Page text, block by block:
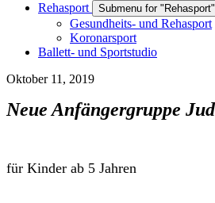
Rehasport
Submenu for "Rehasport"
Gesundheits- und Rehasport
Koronarsport
Ballett- und Sportstudio
Oktober 11, 2019
Neue Anfängergruppe
für Kinder ab 5 Jahren